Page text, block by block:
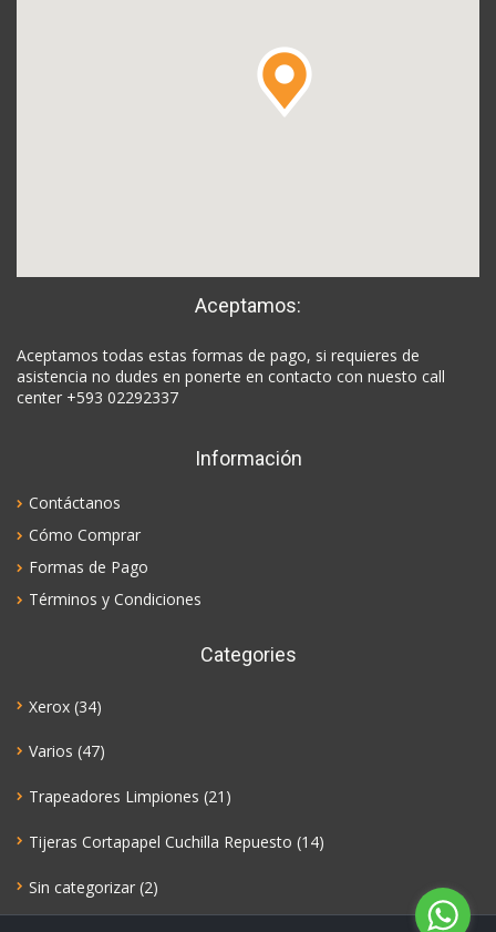
Aceptamos:
Aceptamos todas estas formas de pago, si requieres de
asistencia no dudes en ponerte en contacto con nuesto call
center +593 02292337
Información
Contáctanos
Cómo Comprar
Formas de Pago
Términos y Condiciones
Categories
Xerox (34)
Varios (47)
Trapeadores Limpiones (21)
Tijeras Cortapapel Cuchilla Repuesto (14)
Sin categorizar (2)